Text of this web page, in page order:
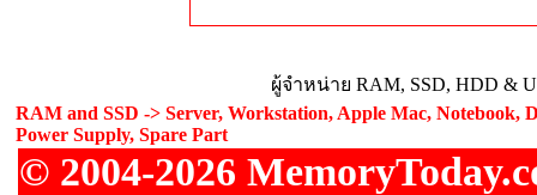
ผู้จำหน่าย RAM, SSD, HDD &
RAM and SSD -> Server, Workstation, Apple Mac, Notebook,
Power Supply, Spare Part
© 2004-2026